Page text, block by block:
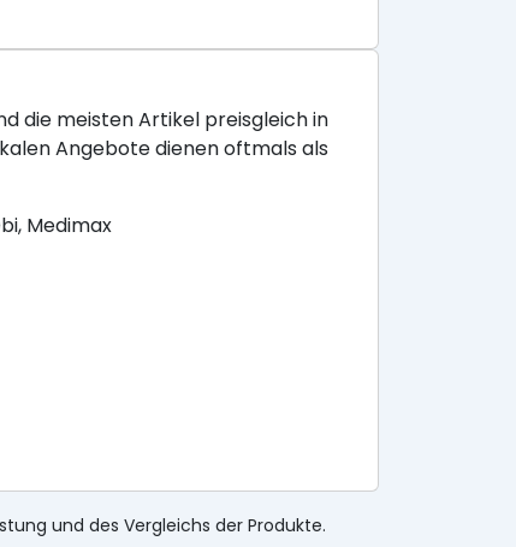
die meisten Artikel preisgleich in
Angebote dienen oftmals als
Medimax
und des Vergleichs der Produkte.